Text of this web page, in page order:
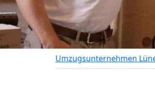
Umzugsunternehmen